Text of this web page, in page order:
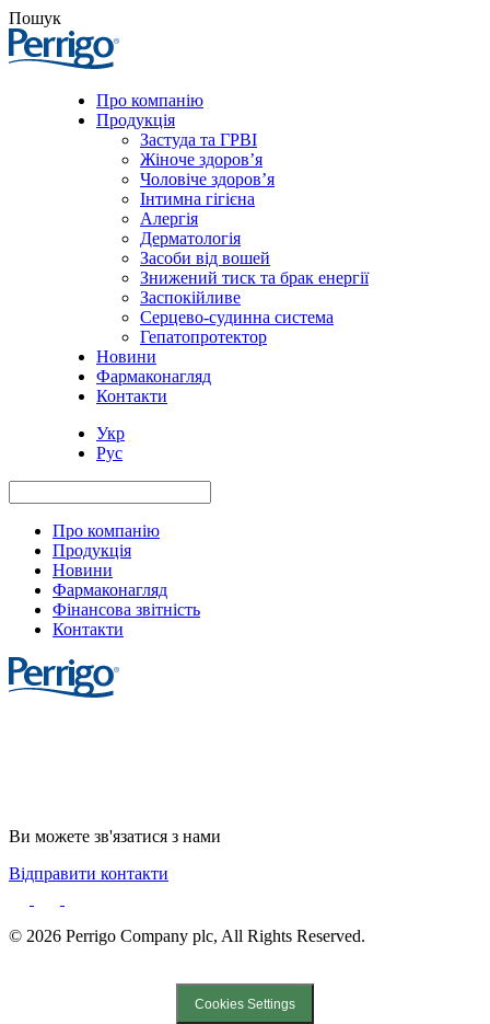
Пошук
Про компанію
Продукція
Застуда та ГРВІ
Жіноче здоров’я
Чоловіче здоров’я
Інтимна гігієна
Алергія
Дерматологія
Засоби від вошей
Знижений тиск та брак енергії
Заспокійливе
Серцево-судинна система
Гепатопротектор
Новини
Фармаконагляд
Контакти
Укр
Рус
Про компанію
Продукція
Новини
Фармаконагляд
Фінансова звітність
Контакти
Ви можете зв'язатися з нами
Відправити контакти
© 2026 Perrigo Company plc, All Rights Reserved.
Cookies Settings